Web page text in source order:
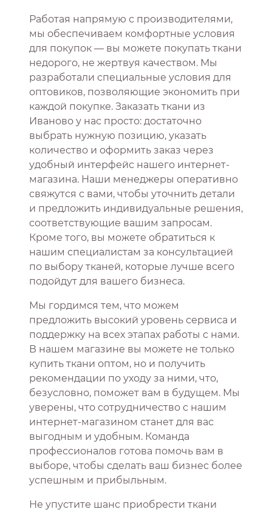
Работая напрямую с производителями,
мы обеспечиваем комфортные условия
для покупок — вы можете покупать ткани
недорого, не жертвуя качеством. Мы
разработали специальные условия для
оптовиков, позволяющие экономить при
каждой покупке. Заказать ткани из
Иваново у нас просто: достаточно
выбрать нужную позицию, указать
количество и оформить заказ через
удобный интерфейс нашего интернет-
магазина. Наши менеджеры оперативно
свяжутся с вами, чтобы уточнить детали
и предложить индивидуальные решения,
соответствующие вашим запросам.
Кроме того, вы можете обратиться к
нашим специалистам за консультацией
по выбору тканей, которые лучше всего
подойдут для вашего бизнеса.
Мы гордимся тем, что можем
предложить высокий уровень сервиса и
поддержку на всех этапах работы с нами.
В нашем магазине вы можете не только
купить ткани оптом, но и получить
рекомендации по уходу за ними, что,
безусловно, поможет вам в будущем. Мы
уверены, что сотрудничество с нашим
интернет-магазином станет для вас
выгодным и удобным. Команда
профессионалов готова помочь вам в
выборе, чтобы сделать ваш бизнес более
успешным и прибыльным.
Не упустите шанс приобрести ткани